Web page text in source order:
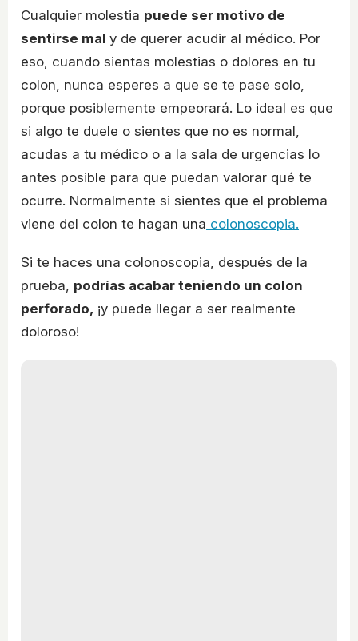
Cualquier molestia puede ser motivo de
sentirse mal y de querer acudir al médico. Por
eso, cuando sientas molestias o dolores en tu
colon, nunca esperes a que se te pase solo,
porque posiblemente empeorará. Lo ideal es que
si algo te duele o sientes que no es normal,
acudas a tu médico o a la sala de urgencias lo
antes posible para que puedan valorar qué te
ocurre. Normalmente si sientes que el problema
viene del colon te hagan una colonoscopia.
Si te haces una colonoscopia, después de la
prueba, podrías acabar teniendo un colon
perforado, ¡y puede llegar a ser realmente
doloroso!